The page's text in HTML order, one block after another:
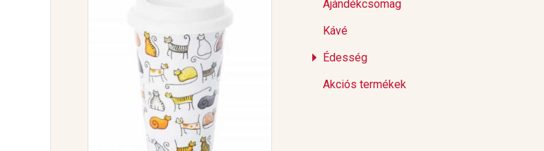
Ajándékcsomag
Kávé
Édesség
Akciós termékek